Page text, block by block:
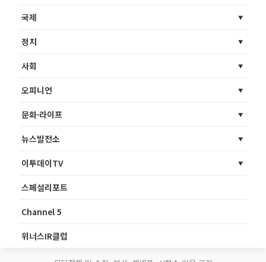
국제
정치
사회
오피니언
문화·라이프
뉴스발전소
이투데이TV
스페셜리포트
Channel 5
위너스IR클럽